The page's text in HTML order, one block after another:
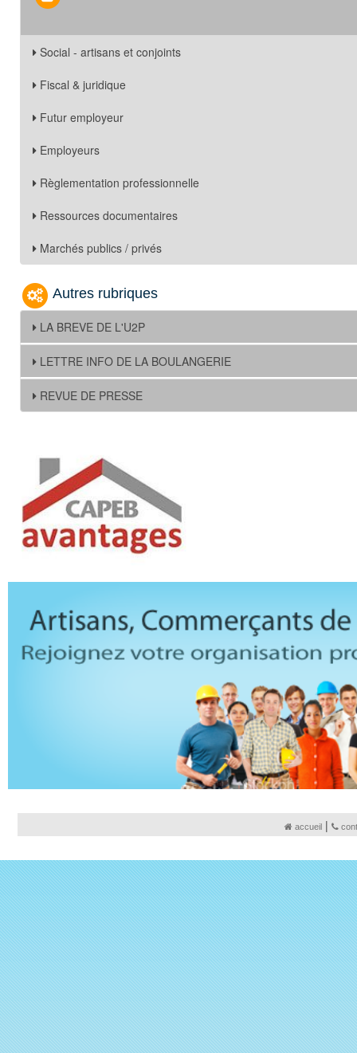
Social - artisans et conjoints
Fiscal & juridique
Futur employeur
Employeurs
Règlementation professionnelle
Ressources documentaires
Marchés publics / privés
Autres rubriques
LA BREVE DE L'U2P
LETTRE INFO DE LA BOULANGERIE
REVUE DE PRESSE
accueil|